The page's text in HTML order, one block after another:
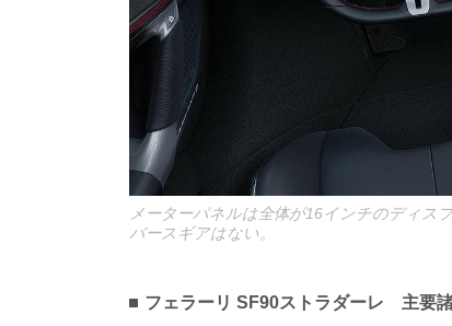
メーターパネルは全体が16インチのディス
バースギアはない。
フェラーリ SF90ストラダーレ 主要